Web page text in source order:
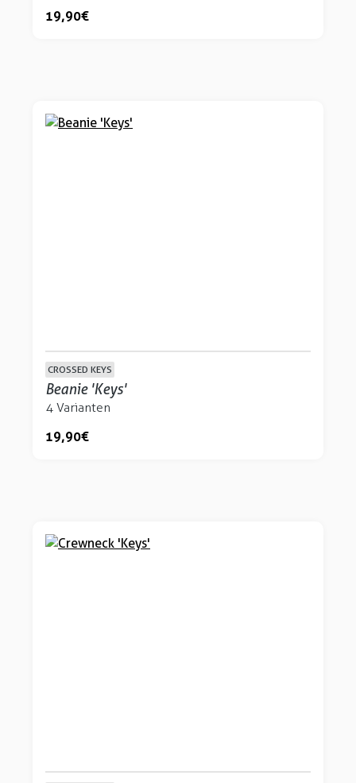
19,90 €
CROSSED KEYS
Beanie 'Keys'
4 Varianten
19,90 €